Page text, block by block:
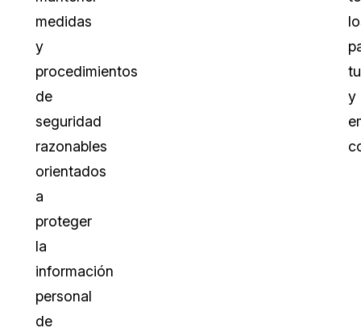
medidas
y
procedimientos
de
seguridad
razonables
orientados
a
proteger
la
información
personal
de
y